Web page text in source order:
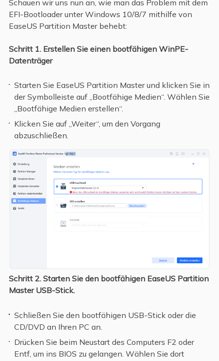
Schauen wir uns nun an, wie man das Problem mit dem
EFI-Bootloader unter Windows 10/8/7 mithilfe von
EaseUS Partition Master behebt:
Schritt 1. Erstellen Sie einen bootfähigen WinPE-
Datenträger
Starten Sie EaseUS Partition Master und klicken Sie in
der Symbolleiste auf „Bootfähige Medien“. Wählen Sie
„Bootfähige Medien erstellen“.
Klicken Sie auf „Weiter“, um den Vorgang
abzuschließen.
Schritt 2. Starten Sie den bootfähigen EaseUS Partition
Master USB-Stick.
Schließen Sie den bootfähigen USB-Stick oder die
CD/DVD an Ihren PC an.
Drücken Sie beim Neustart des Computers F2 oder
Entf, um ins BIOS zu gelangen. Wählen Sie dort